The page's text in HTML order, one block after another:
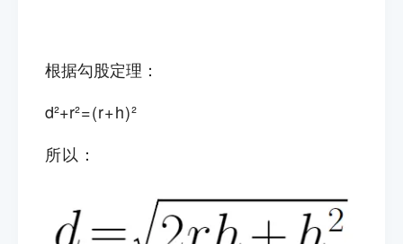
根据勾股定理：
d²+r²=(r+h)²
所以：